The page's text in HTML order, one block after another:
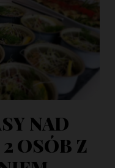
NAD
OSÓB Z